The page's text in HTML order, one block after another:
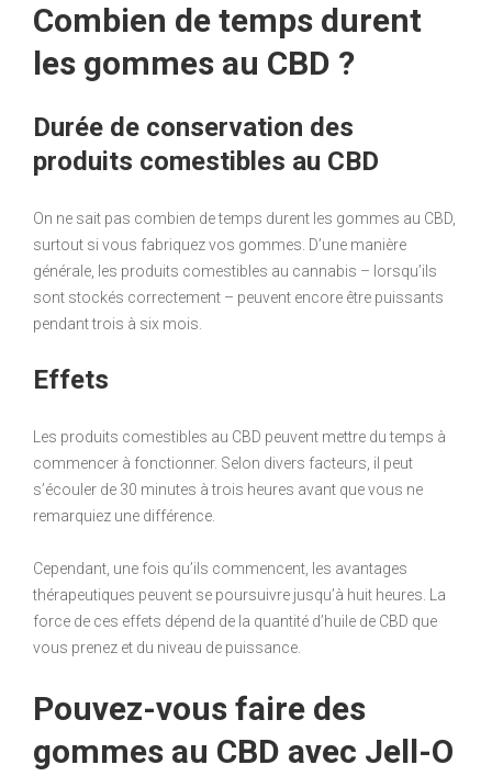
Combien de temps durent
les gommes au CBD ?
Durée de conservation des
produits comestibles au CBD
On ne sait pas combien de temps durent les gommes au CBD,
surtout si vous fabriquez vos gommes. D’une manière
générale, les produits comestibles au cannabis – lorsqu’ils
sont stockés correctement – peuvent encore être puissants
pendant trois à six mois.
Effets
Les produits comestibles au CBD peuvent mettre du temps à
commencer à fonctionner. Selon divers facteurs, il peut
s’écouler de 30 minutes à trois heures avant que vous ne
remarquiez une différence.
Cependant, une fois qu’ils commencent, les avantages
thérapeutiques peuvent se poursuivre jusqu’à huit heures. La
force de ces effets dépend de la quantité d’huile de CBD que
vous prenez et du niveau de puissance.
Pouvez-vous faire des
gommes au CBD avec Jell-O